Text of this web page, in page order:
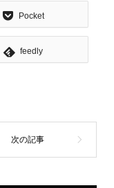
Pocket
feedly